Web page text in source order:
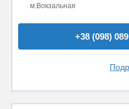
м.Вокзальная
+38 (098)